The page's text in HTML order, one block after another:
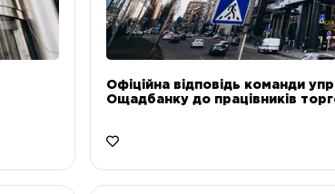
Офіційна відповідь команди
Ощадбанку до працівників